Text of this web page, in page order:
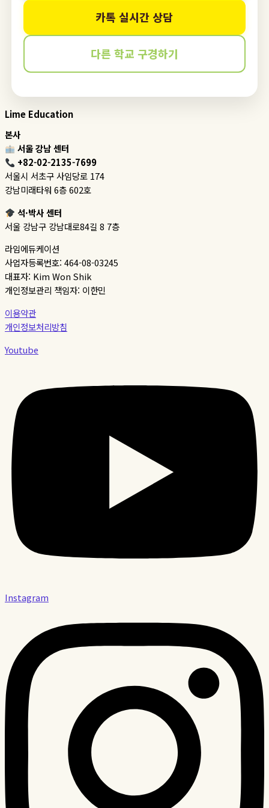
카톡 실시간 상담
다른 학교 구경하기
Lime Education
본사
서울 강남 센터
+82-02-2135-7699
서울시 서초구 사임당로 174
강남미래타워 6층 602호
석·박사 센터
서울 강남구 강남대로84길 8 7층
라임에듀케이션
사업자등록번호: 464-08-03245
대표자: Kim Won Shik
개인정보관리 책임자: 이한민
이용약관
개인정보처리방침
Youtube
Instagram